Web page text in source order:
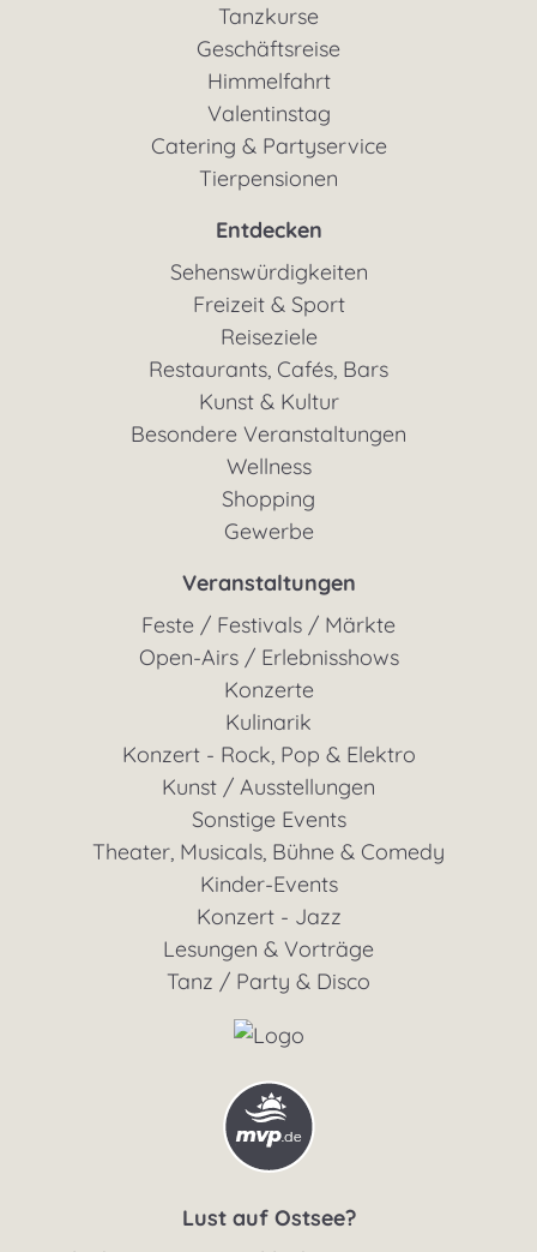
Tanzkurse
Geschäftsreise
Himmelfahrt
Valentinstag
Catering & Partyservice
Tierpensionen
Entdecken
Sehenswürdigkeiten
Freizeit & Sport
Reiseziele
Restaurants, Cafés, Bars
Kunst & Kultur
Besondere Veranstaltungen
Wellness
Shopping
Gewerbe
Veranstaltungen
Feste / Festivals / Märkte
Open-Airs / Erlebnisshows
Konzerte
Kulinarik
Konzert - Rock, Pop & Elektro
Kunst / Ausstellungen
Sonstige Events
Theater, Musicals, Bühne & Comedy
Kinder-Events
Konzert - Jazz
Lesungen & Vorträge
Tanz / Party & Disco
Lust auf Ostsee?